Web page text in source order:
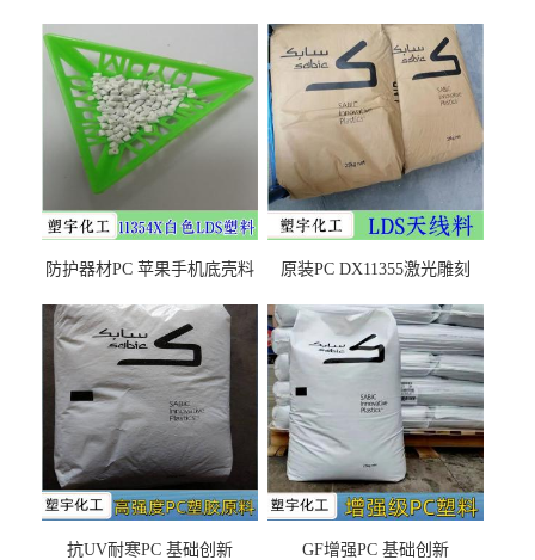
防护器材PC 苹果手机底壳料
之忧
原装PC DX11355激光雕刻
抗UV耐寒PC 基础创新
GF增强PC 基础创新